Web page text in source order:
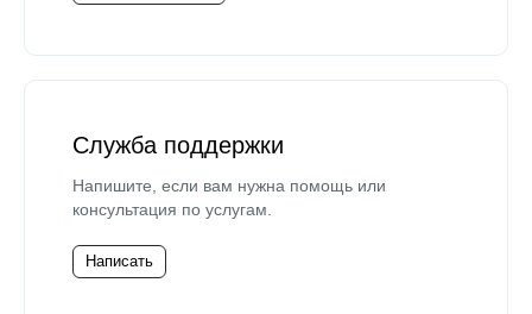
Служба поддержки
Напишите, если вам нужна помощь или
консультация по услугам.
Написать